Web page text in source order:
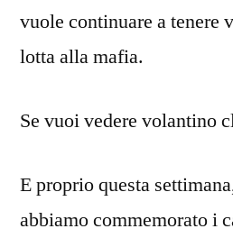
vuole continuare a tenere
lotta alla mafia.
Se vuoi vedere volantino
E proprio questa
abbiamo commemorato i